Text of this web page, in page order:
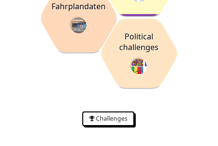
Fahrplandaten
Political
challenges
Challenges